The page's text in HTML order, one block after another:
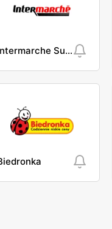
Intermarche Super